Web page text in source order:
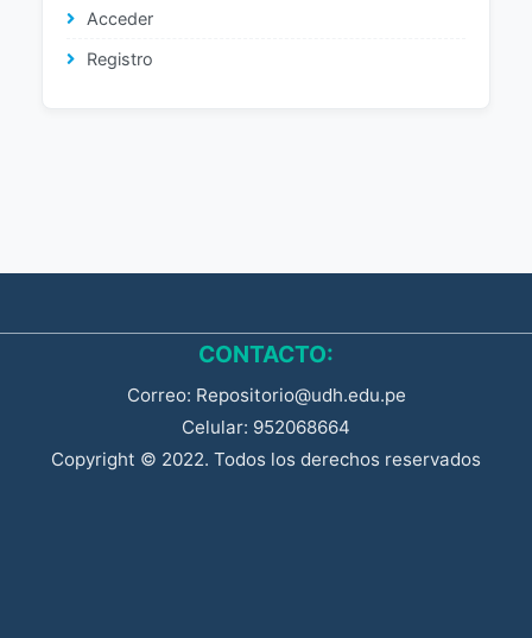
Acceder
Registro
CONTACTO:
Correo: Repositorio@udh.edu.pe
Celular: 952068664
Copyright © 2022. Todos los derechos reservados